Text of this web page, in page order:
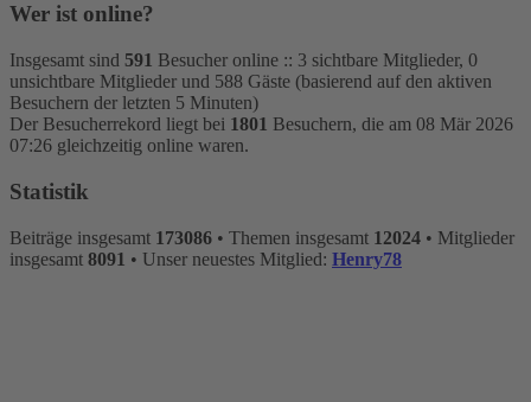
Wer ist online?
Insgesamt sind 591 Besucher online :: 3 sichtbare Mitglieder, 0
unsichtbare Mitglieder und 588 Gäste (basierend auf den aktiven
Besuchern der letzten 5 Minuten)
Der Besucherrekord liegt bei 1801 Besuchern, die am 08 Mär 2026
07:26 gleichzeitig online waren.
Statistik
Beiträge insgesamt 173086 • Themen insgesamt 12024 • Mitglieder
insgesamt 8091 • Unser neuestes Mitglied: Henry78